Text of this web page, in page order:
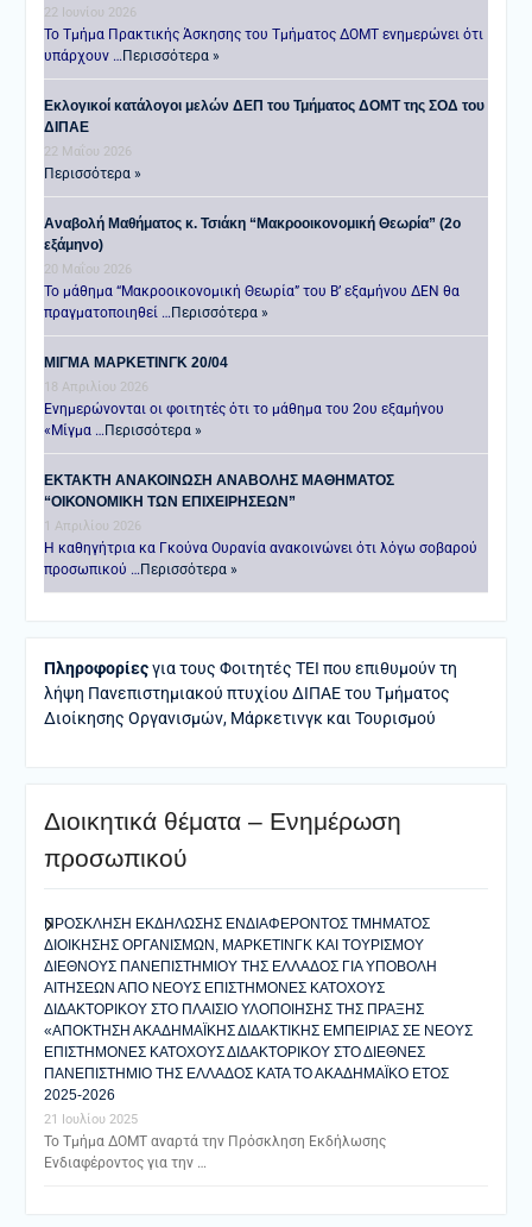
22 Ιουνίου 2026
Το Τμήμα Πρακτικής Άσκησης του Τμήματος ΔΟΜΤ ενημερώνει ότι
υπάρχουν …Περισσότερα »
Εκλογικοί κατάλογοι μελών ΔΕΠ του Τμήματος ΔΟΜΤ της ΣΟΔ του
ΔΙΠΑΕ
22 Μαΐου 2026
Περισσότερα »
Αναβολή Μαθήματος κ. Τσιάκη “Μακροοικονομική Θεωρία” (2ο
εξάμηνο)
20 Μαΐου 2026
Το μάθημα “Μακροοικονομική Θεωρία” του Β’ εξαμήνου ΔΕΝ θα
πραγματοποιηθεί …Περισσότερα »
ΜΙΓΜΑ ΜΑΡΚΕΤΙΝΓΚ 20/04
18 Απριλίου 2026
Ενημερώνονται οι φοιτητές ότι το μάθημα του 2ου εξαμήνου
«Μίγμα …Περισσότερα »
ΕΚΤΑΚΤΗ ΑΝΑΚΟΙΝΩΣΗ ΑΝΑΒΟΛΗΣ ΜΑΘΗΜΑΤΟΣ
“ΟΙΚΟΝΟΜΙΚΗ ΤΩΝ ΕΠΙΧΕΙΡΗΣΕΩΝ”
1 Απριλίου 2026
Η καθηγήτρια κα Γκούνα Ουρανία ανακοινώνει ότι λόγω σοβαρού
προσωπικού …Περισσότερα »
Πληροφορίεςγια τους Φοιτητές ΤΕΙ που επιθυμούν τη
λήψη Πανεπιστημιακού πτυχίου ΔΙΠΑΕ του Τμήματος
Διοίκησης Οργανισμών, Μάρκετινγκ και Τουρισμού
Διοικητικά θέματα – Ενημέρωση
προσωπικού
ΠΡΟΣΚΛΗΣΗ ΕΚΔΗΛΩΣΗΣ ΕΝΔΙΑΦΕΡΟΝΤΟΣ ΤΜΗΜΑΤΟΣ
ΔΙΟΙΚΗΣΗΣ ΟΡΓΑΝΙΣΜΩΝ, ΜΑΡΚΕΤΙΝΓΚ ΚΑΙ ΤΟΥΡΙΣΜΟΥ
ΔΙΕΘΝΟΥΣ ΠΑΝΕΠΙΣΤΗΜΙΟΥ ΤΗΣ ΕΛΛΑΔΟΣ ΓΙΑ ΥΠΟΒΟΛΗ
ΑΙΤΗΣΕΩΝ ΑΠΟ ΝΕΟΥΣ ΕΠΙΣΤΗΜΟΝΕΣ ΚΑΤΟΧΟΥΣ
ΔΙΔΑΚΤΟΡΙΚΟΥ ΣΤΟ ΠΛΑΙΣΙΟ ΥΛΟΠΟΙΗΣΗΣ ΤΗΣ ΠΡΑΞΗΣ
«ΑΠΟΚΤΗΣΗ ΑΚΑΔΗΜΑΪΚΗΣ ΔΙΔΑΚΤΙΚΗΣ ΕΜΠΕΙΡΙΑΣ ΣΕ ΝΕΟΥΣ
ΕΠΙΣΤΗΜΟΝΕΣ ΚΑΤΟΧΟΥΣ ΔΙΔΑΚΤΟΡΙΚΟΥ ΣΤΟ ΔΙΕΘΝΕΣ
ΠΑΝΕΠΙΣΤΗΜΙΟ ΤΗΣ ΕΛΛΑΔΟΣ ΚΑΤΑ ΤΟ ΑΚΑΔΗΜΑΪΚΟ ΕΤΟΣ
2025-2026
21 Ιουλίου 2025
Το Τμήμα ΔΟΜΤ αναρτά την Πρόσκληση Εκδήλωσης
Ενδιαφέροντος για την …